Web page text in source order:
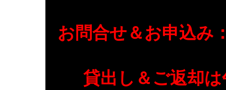
お問合せ＆お申込み
貸出し＆ご返却